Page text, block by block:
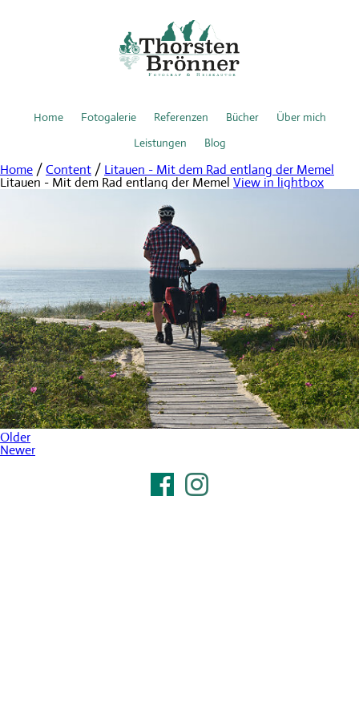
Home Fotogalerie Referenzen Bücher
Über mich
Leistungen
Blog
Home /Content / Litauen - Mit dem Rad entlang der Memel
Litauen - Mit dem Rad entlang der Memel View in lightbox
Older
Newer